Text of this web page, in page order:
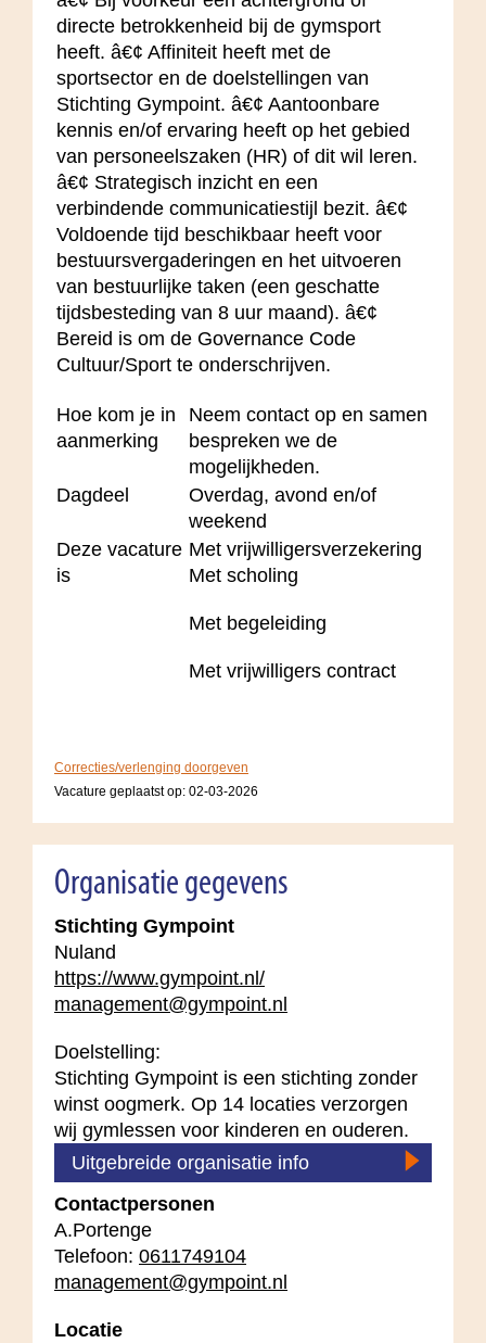
directe betrokkenheid bij de gymsport
heeft. â€¢ Affiniteit heeft met de
sportsector en de doelstellingen van
Stichting Gympoint. â€¢ Aantoonbare
kennis en/of ervaring heeft op het gebied
van personeelszaken (HR) of dit wil leren.
â€¢ Strategisch inzicht en een
verbindende communicatiestijl bezit. â€¢
Voldoende tijd beschikbaar heeft voor
bestuursvergaderingen en het uitvoeren
van bestuurlijke taken (een geschatte
tijdsbesteding van 8 uur maand). â€¢
Bereid is om de Governance Code
Cultuur/Sport te onderschrijven.
Hoe kom je in
aanmerking
Neem contact op en samen
bespreken we de
mogelijkheden.
Dagdeel
Overdag, avond en/of
weekend
Deze vacature
is
Met vrijwilligersverzekering
Met scholing
Met begeleiding
Met vrijwilligers contract
Correcties/verlenging doorgeven
Vacature geplaatst op: 02-03-2026
Organisatie gegevens
Stichting Gympoint
Nuland
https://www.gympoint.nl/
management@gympoint.nl
Doelstelling:
Stichting Gympoint is een stichting zonder
winst oogmerk. Op 14 locaties verzorgen
wij gymlessen voor kinderen en ouderen.
Uitgebreide organisatie info
Contactpersonen
A.Portenge
Telefoon: 0611749104
management@gympoint.nl
Locatie